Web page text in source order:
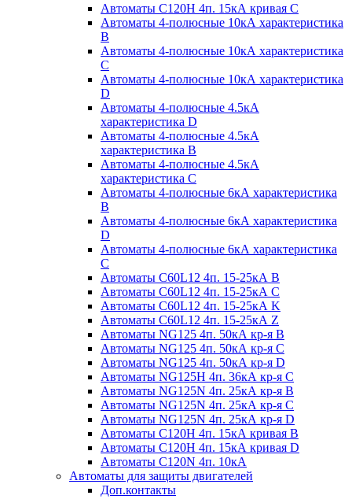
Автоматы С120H 4п. 15кА кривая C
Автоматы 4-полюсные 10кА характеристика
B
Автоматы 4-полюсные 10кА характеристика
C
Автоматы 4-полюсные 10кА характеристика
D
Автоматы 4-полюсные 4.5кА
характеристика D
Автоматы 4-полюсные 4.5кА
характеристика В
Автоматы 4-полюсные 4.5кА
характеристика С
Автоматы 4-полюсные 6кА характеристика
B
Автоматы 4-полюсные 6кА характеристика
D
Автоматы 4-полюсные 6кА характеристика
С
Автоматы C60L12 4п. 15-25кА B
Автоматы C60L12 4п. 15-25кА C
Автоматы C60L12 4п. 15-25кА K
Автоматы C60L12 4п. 15-25кА Z
Автоматы NG125 4п. 50кА кр-я B
Автоматы NG125 4п. 50кА кр-я C
Автоматы NG125 4п. 50кА кр-я D
Автоматы NG125H 4п. 36кА кр-я C
Автоматы NG125N 4п. 25кА кр-я B
Автоматы NG125N 4п. 25кА кр-я C
Автоматы NG125N 4п. 25кА кр-я D
Автоматы С120H 4п. 15кА кривая B
Автоматы С120H 4п. 15кА кривая D
Автоматы С120N 4п. 10кА
Автоматы для защиты двигателей
Доп.контакты